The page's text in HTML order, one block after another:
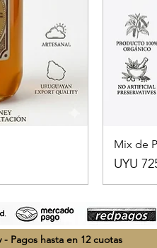
Mix de
Preço
UYU
Pagos hasta en 12 cuotas